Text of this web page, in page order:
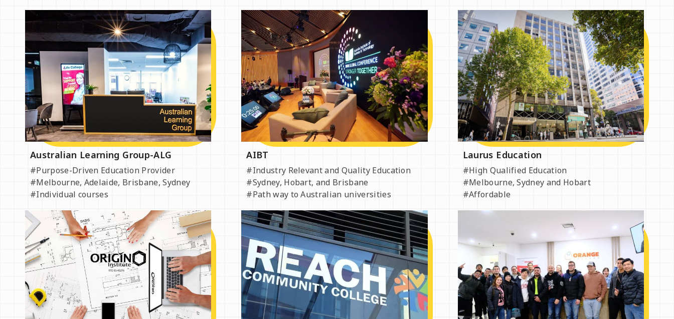
Australian Learning Group-ALG
#Purpose-Driven Education Provider
#Melbourne, Adelaide, Brisbane, Sydney
#Individual courses
AIBT
#Industry Relevant and Quality Education
#Sydney, Hobart, and Brisbane
#Path way to Australian universities
Laurus Education
#High Qualified Education
#Melbourne, Sydney and Hobart
#Affordable